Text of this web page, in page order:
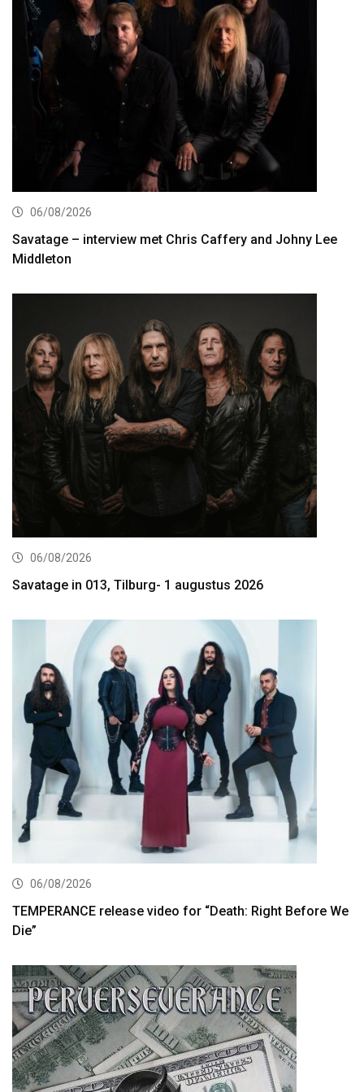
06/08/2026
Savatage – interview met Chris Caffery and Johny Lee
Middleton
06/08/2026
Savatage in 013, Tilburg- 1 augustus 2026
06/08/2026
TEMPERANCE release video for “Death: Right Before We
Die”